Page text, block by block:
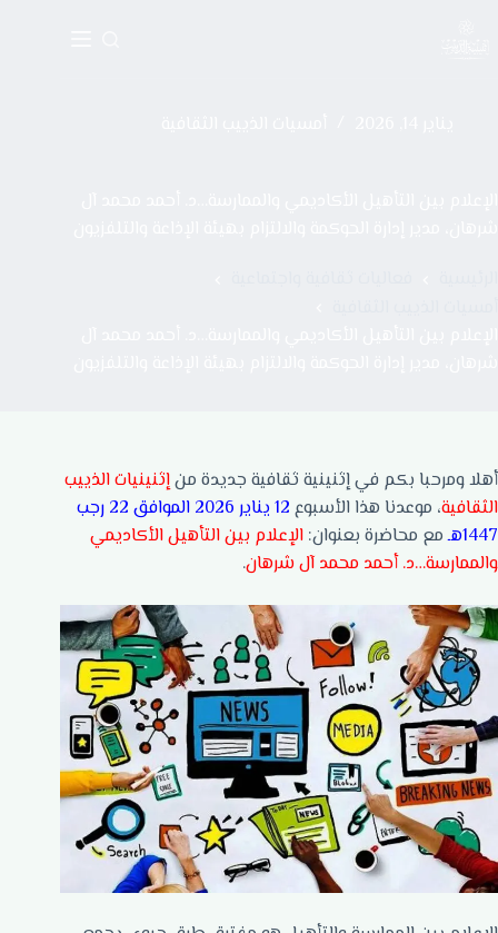
أهلا ومرحبا بكم في إثنينية ثقافية جديدة منإثنينيات الذييب
الثقافية، موعدنا هذا الأسبوع
12 يناير 2026 الموافق 22 رجب
1447هـ مع محاضرة بعنوان: الإعلام بين التأهيل الأكاديمي
والممارسة…د. أحمد محمد آل شرهان.